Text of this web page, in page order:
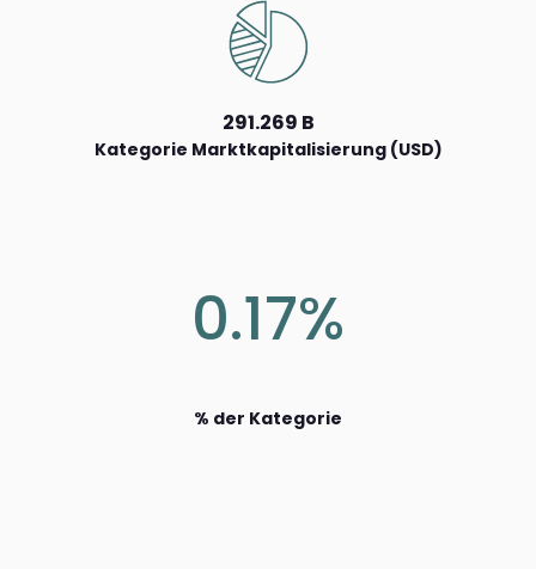
291.269 B
Kategorie Marktkapitalisierung (USD)
0.17%
% der Kategorie